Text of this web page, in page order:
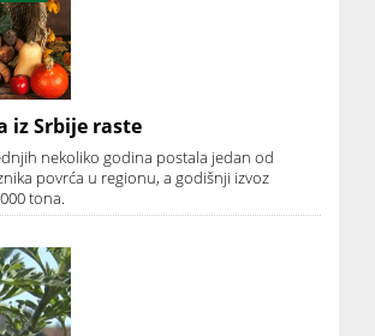
iz Srbije raste
nekoliko godina postala jedan od
povrća u regionu, a godišnji izvoz
tona.